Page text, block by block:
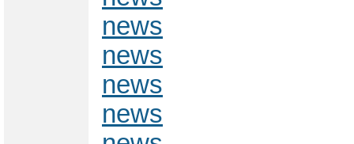
news
news
news
news